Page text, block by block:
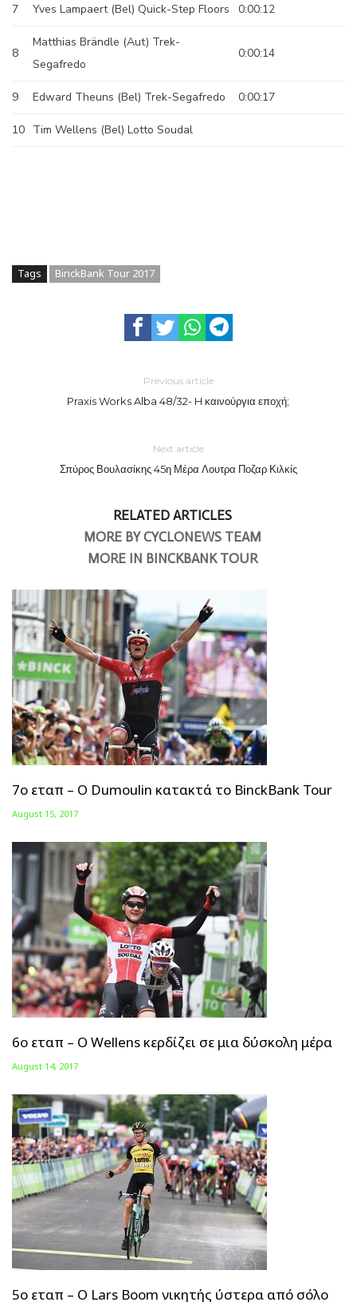
7 Yves Lampaert (Bel) Quick-Step Floors 0:00:12
8
Matthias Brändle (Aut) Trek-
Segafredo
0:00:14
9 Edward Theuns (Bel) Trek-Segafredo 0:00:17
10 Tim Wellens (Bel) Lotto Soudal
Tags BinckBank Tour 2017
Previous article
Praxis Works Alba 48/32- H καινούργια εποχή;
Next article
Σπύρος Βουλασίκης 45η Μέρα Λουτρα Ποζαρ Κιλκίς
RELATED ARTICLES
MORE BY CYCLONEWS TEAM
MORE IN BINCKBANK TOUR
7ο εταπ – Ο Dumoulin κατακτά το BinckBank Tour
August 15, 2017
6ο εταπ – Ο Wellens κερδίζει σε μια δύσκολη μέρα
August 14, 2017
5ο εταπ – Ο Lars Boom νικητής ύστερα από σόλο